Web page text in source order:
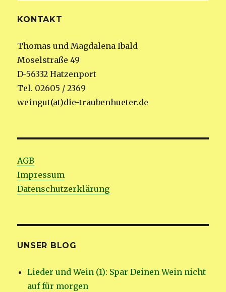
KONTAKT
Thomas und Magdalena Ibald
Moselstraße 49
D-56332 Hatzenport
Tel. 02605 / 2369
weingut(at)die-traubenhueter.de
AGB
Impressum
Datenschutzerklärung
UNSER BLOG
Lieder und Wein (1): Spar Deinen Wein nicht
auf für morgen